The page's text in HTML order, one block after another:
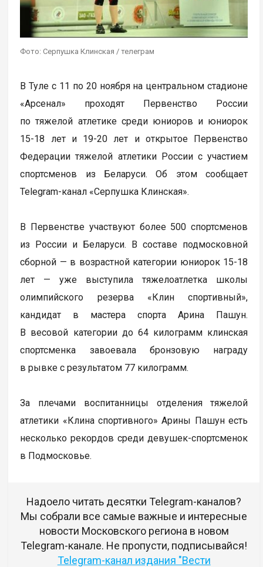
Фото: Серпушка Клинская / телеграм
В Туле с 11 по 20 ноября на центральном стадионе
«Арсенал» проходят Первенство России
по тяжелой атлетике среди юниоров и юниорок
15-18 лет и 19-20 лет и открытое Первенство
Федерации тяжелой атлетики России с участием
спортсменов из Беларуси. Об этом сообщает
Telegram-канал «Серпушка Клинская».
В Первенстве участвуют более 500 спортсменов
из России и Беларуси. В составе подмосковной
сборной — в возрастной категории юниорок 15-18
лет — уже выступила тяжелоатлетка школы
олимпийского резерва «Клин спортивный»,
кандидат в мастера спорта Арина Пашун.
В весовой категории до 64 килограмм клинская
спортсменка завоевала бронзовую награду
в рывке с результатом 77 килограмм.
За плечами воспитанницы отделения тяжелой
атлетики «Клина спортивного» Арины Пашун есть
несколько рекордов среди девушек-спортсменок
в Подмосковье.
Надоело читать десятки Telegram-каналов?
Мы собрали все самые важные и интересные
новости Московского региона в новом
Telegram-канале. Не пропусти, подписывайся!
Telegram-канал издания "Вести